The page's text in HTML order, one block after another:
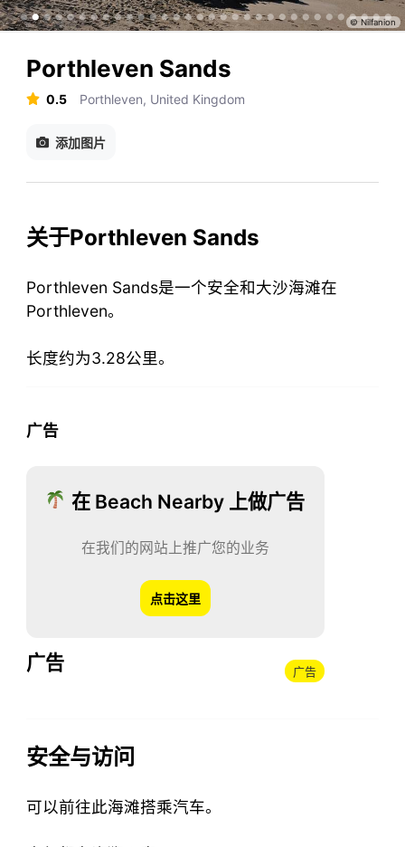
Porthleven Sands
0.5 Porthleven, United Kingdom
添加图片
关于Porthleven Sands
Porthleven Sands是一个安全和大沙海滩在
Porthleven。
长度约为3.28公里。
广告
在 Beach Nearby 上做广告
在我们的网站上推广您的业务
点击这里
广告 广告
安全与访问
可以前往此海滩搭乘汽车。